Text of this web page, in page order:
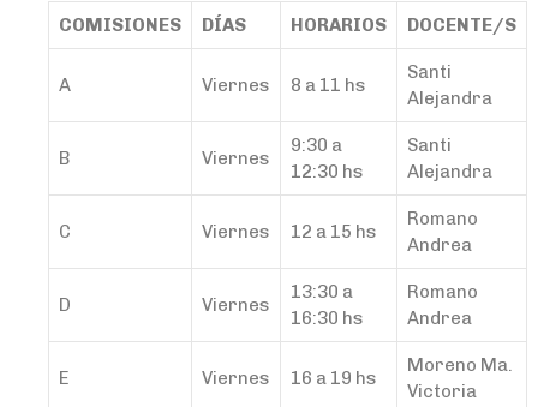
COMISIONES DÍAS HORARIOS DOCENTE/S
A Viernes 8 a 11 hs
Santi
Alejandra
B Viernes
9:30 a
12:30 hs
Santi
Alejandra
C Viernes 12 a 15 hs
Romano
Andrea
D Viernes
13:30 a
16:30 hs
Romano
Andrea
E Viernes 16 a 19 hs
Moreno Ma.
Victoria